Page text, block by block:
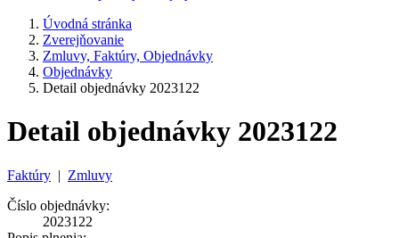
Úvodná stránka
Zverejňovanie
Zmluvy, Faktúry, Objednávky
Objednávky
Detail objednávky 2023122
Detail objednávky 2023122
Faktúry | Zmluvy
Číslo objednávky:
2023122